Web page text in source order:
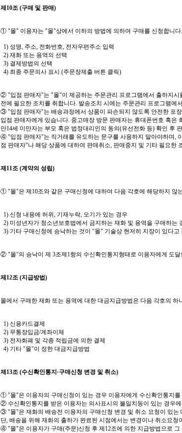
제10조 (구매 및 판매)
① "몰" 이용자는 "몰"상에서 이하의 방법에 의하여 구매를 신청합니다.
1) 성명, 주소, 전화번호, 전자우편주소 입력
2) 재화 또는 용역의 선택
3) 결제방법의 선택
4) 최종 주문의사 표시 (주문장제출 버튼 클릭)
② "입점 판매자"는 "몰"이 제공하는 주문관리 프로그램에서 출하지시
전에 필요한 조치를 취합니다. 발송조치 시에는 주문관리 프로그램에
③ "입점 판매자"는 배송과정에서 상품이 파손되지 않도록 안전한 포
입점 판매자에게 있습니다. 중고매장 방문 판매자는 휴대폰번호 혹은
만14세 미만자는 부모 혹은 법정대리인의 동의(유선전화 등) 확인 후
④ "입점 판매자"는 직거래를 유도하는 문구를 사용하지 말아야하며,
점 판매자"나 해당 상품에 대하여 판매취소, 판매중지 및 기타 필요한
제11조 (계약의 성립)
① "몰"은 제10조와 같은 구매신청에 대하여 다음 각호에 해당하지 않
1) 신청 내용에 허위, 기재누락, 오기가 있는 경우
2) 미성년자가 청소년보호법에서 금지하는 재화 및 용역을 구매하는
3) 기타 구매신청에 승낙하는 것이 "몰" 기술상 현저히 지장이 있다고
② "몰"의 승낙이 제 3조제1항의 수신확인통지형태로 이용자에게 도
제12조 (지급방법)
몰에서 구매한 재화 또는 용역에 대한 대금지급방법은 다음 각호의 하
1) 신용카드결제
2) 무통장입금/계좌이체
3) 전자화폐 및 각종 적립금에 의한 결제
4) 기타 "몰"이 정한 대금지급방법
제13조 (수신확인통지·구매신청 변경 및 취소)
① "몰"은 이용자의 구매신청이 있는 경우 이용자에게 수신확인통지를
② 수신확인통지를 받은 이용자는 의사표시의 불일치등이 있는 경우
③ "몰"은 재화의 배송전 이용자의 구매신청 변경 및 취소 요청이 있는
단, 배송을 위해 재화의 출하가 완료된 시점에서는 변경이나 취소요
④ "몰"은 이용자가 구매(주문)신청 후 제12조에 의한 지급방법으로